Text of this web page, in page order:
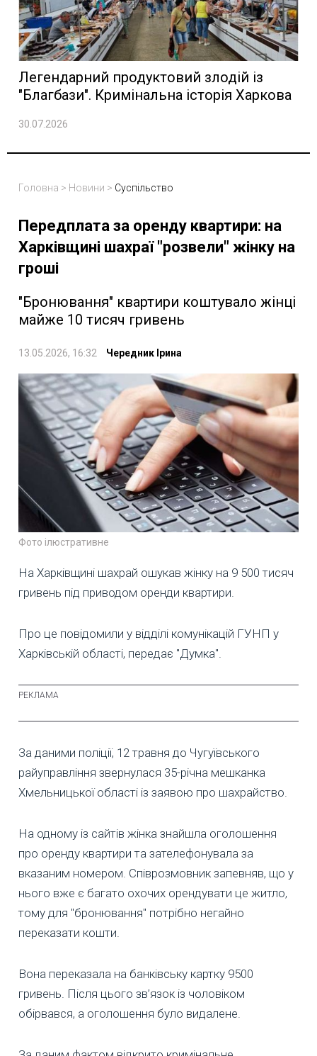
Легендарний продуктовий злодій із
"Благбази". Кримінальна історія Харкова
30.07.2026
Головна > Новини > Суспільство
Передплата за оренду квартири: на
Харківщині шахраї "розвели" жінку на
гроші
"Бронювання" квартири коштувало жінці
майже 10 тисяч гривень
13.05.2026, 16:32 Чередник Ірина
Фото ілюстративне
На Харківщині шахрай ошукав жінку на 9 500 тисяч
гривень під приводом оренди квартири.
Про це повідомили у відділі комунікацій ГУНП у
Харківській області, передає "Думка".
За даними поліції, 12 травня до Чугуївського
райуправління звернулася 35-річна мешканка
Хмельницької області із заявою про шахрайство.
На одному із сайтів жінка знайшла оголошення
про оренду квартири та зателефонувала за
вказаним номером. Співрозмовник запевняв, що у
нього вже є багато охочих орендувати це житло,
тому для "бронювання" потрібно негайно
переказати кошти.
Вона переказала на банківську картку 9500
гривень. Після цього зв’язок із чоловіком
обірвався, а оголошення було видалене.